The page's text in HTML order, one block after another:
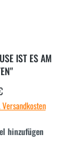
IST ES AM
Preis:
hinzufügen